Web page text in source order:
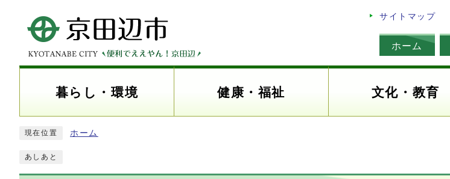
サイトマップ
ホーム
暮らし・環境 健康・福祉 文化・教育
現在位置 ホーム
あしあと